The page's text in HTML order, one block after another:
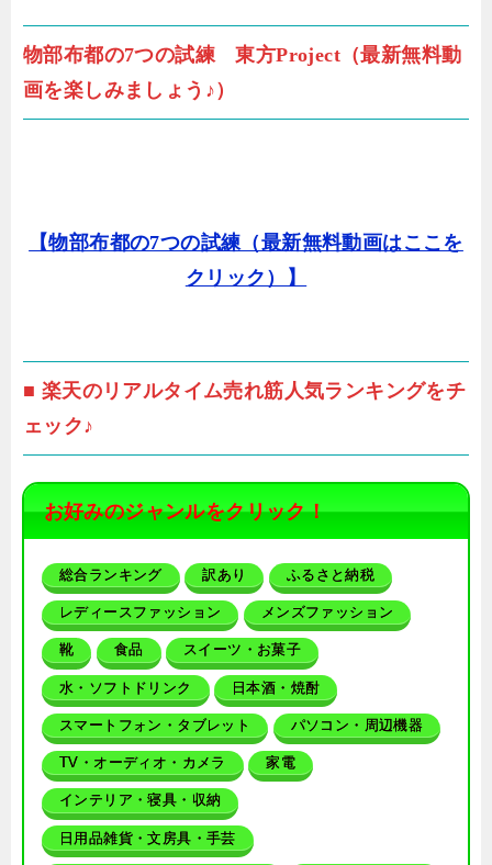
物部布都の7つの試練 東方Project（最新無料動
画を楽しみましょう♪）
【物部布都の7つの試練（最新無料動画はここを
クリック）】
■ 楽天のリアルタイム売れ筋人気ランキングをチ
ェック♪
お好みのジャンルをクリック！
総合ランキング 訳あり ふるさと納税
レディースファッション メンズファッション
靴 食品 スイーツ・お菓子
水・ソフトドリンク 日本酒・焼酎
スマートフォン・タブレット パソコン・周辺機器
TV・オーディオ・カメラ 家電
インテリア・寝具・収納
日用品雑貨・文房具・手芸